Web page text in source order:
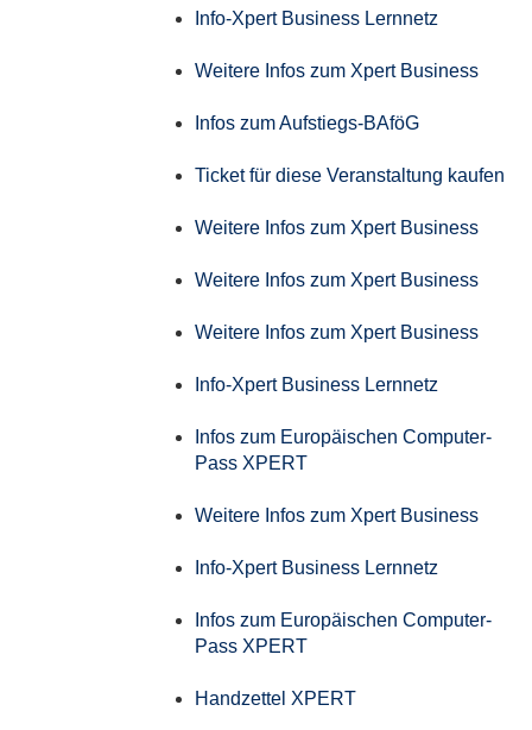
Info-Xpert Business Lernnetz
Weitere Infos zum Xpert Business
Infos zum Aufstiegs-BAföG
Ticket für diese Veranstaltung kaufen
Weitere Infos zum Xpert Business
Weitere Infos zum Xpert Business
Weitere Infos zum Xpert Business
Info-Xpert Business Lernnetz
Infos zum Europäischen Computer-
Pass XPERT
Weitere Infos zum Xpert Business
Info-Xpert Business Lernnetz
Infos zum Europäischen Computer-
Pass XPERT
Handzettel XPERT